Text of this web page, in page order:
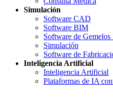
Simulación
Software CAD
Software BIM
Software de
Simulación
Software de
Inteligencia Artificial
Inteligencia Artificial
Plataformas de IA